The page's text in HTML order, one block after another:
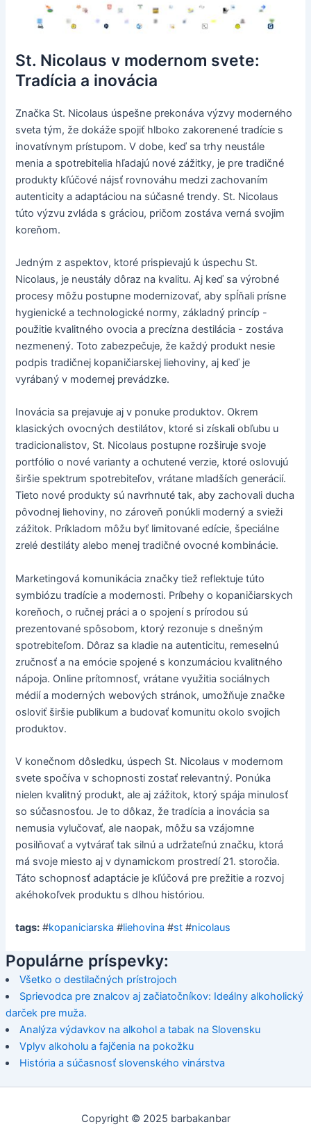
St. Nicolaus v modernom svete:
Tradícia a inovácia
Značka St. Nicolaus úspešne prekonáva výzvy moderného
sveta tým, že dokáže spojiť hlboko zakorenené tradície s
inovatívnym prístupom. V dobe, keď sa trhy neustále
menia a spotrebitelia hľadajú nové zážitky, je pre tradičné
produkty kľúčové nájsť rovnováhu medzi zachovaním
autenticity a adaptáciou na súčasné trendy. St. Nicolaus
túto výzvu zvláda s gráciou, pričom zostáva verná svojim
koreňom.
Jedným z aspektov, ktoré prispievajú k úspechu St.
Nicolaus, je neustály dôraz na kvalitu. Aj keď sa výrobné
procesy môžu postupne modernizovať, aby spĺňali prísne
hygienické a technologické normy, základný princíp -
použitie kvalitného ovocia a precízna destilácia - zostáva
nezmenený. Toto zabezpečuje, že každý produkt nesie
podpis tradičnej kopaničiarskej liehoviny, aj keď je
vyrábaný v modernej prevádzke.
Inovácia sa prejavuje aj v ponuke produktov. Okrem
klasických ovocných destilátov, ktoré si získali obľubu u
tradicionalistov, St. Nicolaus postupne rozširuje svoje
portfólio o nové varianty a ochutené verzie, ktoré oslovujú
širšie spektrum spotrebiteľov, vrátane mladších generácií.
Tieto nové produkty sú navrhnuté tak, aby zachovali ducha
pôvodnej liehoviny, no zároveň ponúkli moderný a svieži
zážitok. Príkladom môžu byť limitované edície, špeciálne
zrelé destiláty alebo menej tradičné ovocné kombinácie.
Marketingová komunikácia značky tiež reflektuje túto
symbiózu tradície a modernosti. Príbehy o kopaničiarskych
koreňoch, o ručnej práci a o spojení s prírodou sú
prezentované spôsobom, ktorý rezonuje s dnešným
spotrebiteľom. Dôraz sa kladie na autenticitu, remeselnú
zručnosť a na emócie spojené s konzumáciou kvalitného
nápoja. Online prítomnosť, vrátane využitia sociálnych
médií a moderných webových stránok, umožňuje značke
osloviť širšie publikum a budovať komunitu okolo svojich
produktov.
V konečnom dôsledku, úspech St. Nicolaus v modernom
svete spočíva v schopnosti zostať relevantný. Ponúka
nielen kvalitný produkt, ale aj zážitok, ktorý spája minulosť
so súčasnosťou. Je to dôkaz, že tradícia a inovácia sa
nemusia vylučovať, ale naopak, môžu sa vzájomne
posilňovať a vytvárať tak silnú a udržateľnú značku, ktorá
má svoje miesto aj v dynamickom prostredí 21. storočia.
Táto schopnosť adaptácie je kľúčová pre prežitie a rozvoj
akéhokoľvek produktu s dlhou históriou.
tags: #kopaniciarska #liehovina #st #nicolaus
Populárne príspevky:
Všetko o destilačných prístrojoch
Sprievodca pre znalcov aj začiatočníkov: Ideálny alkoholický
darček pre muža.
Analýza výdavkov na alkohol a tabak na Slovensku
Vplyv alkoholu a fajčenia na pokožku
História a súčasnosť slovenského vinárstva
Copyright © 2025 barbakanbar